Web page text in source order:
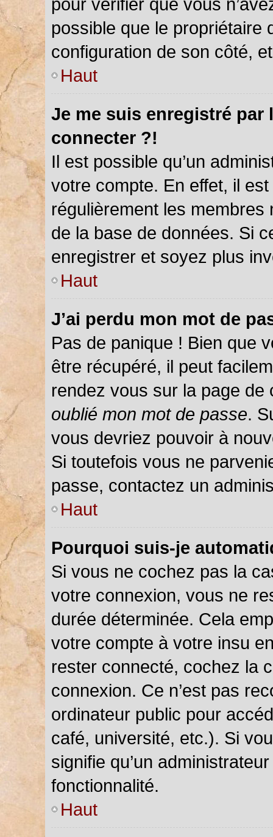
possible que le propriétaire
configuration de son côté,
Haut
Je me suis enregistré par
connecter ?!
Il est possible qu’un
votre compte. En effet, il
régulièrement les
de la base de données. Si
enregistrer et soyez plus
Haut
J’ai perdu mon mot de
Pas de panique ! Bien que
être récupéré, il peut
rendez vous sur la page
oublié mon mot de passe.
vous devriez pouvoir à
Si toutefois vous ne
passe, contactez un
Haut
Pourquoi suis-je
Si vous ne cochez pas la
votre connexion, vous ne
durée déterminée. Cela
votre compte à votre insu
rester connecté, cochez la
connexion. Ce n’est pas
ordinateur public pour
café, université, etc.). Si
signifie qu’un
fonctionnalité.
Haut